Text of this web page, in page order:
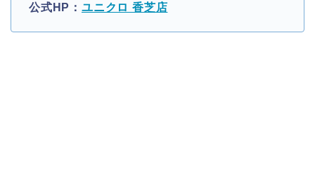
公式HP： ユニクロ 香芝店